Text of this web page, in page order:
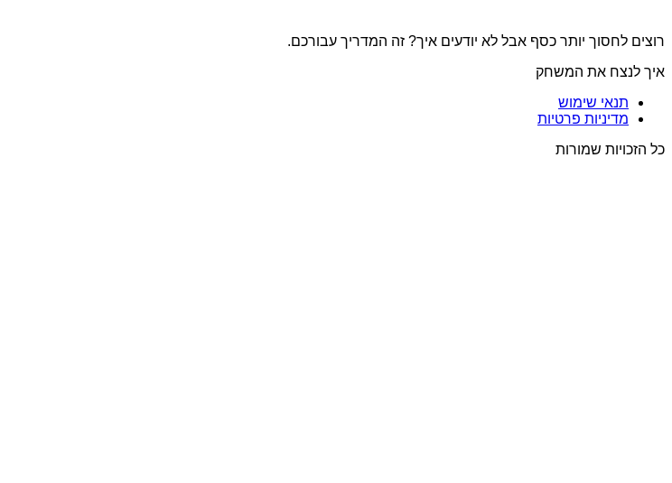
רוצים לחסוך יותר כסף אבל לא יודעים איך? זה המדריך עבורכם.
איך לנצח את המשחק
תנאי שימוש
מדיניות פרטיות
כל הזכויות שמורות